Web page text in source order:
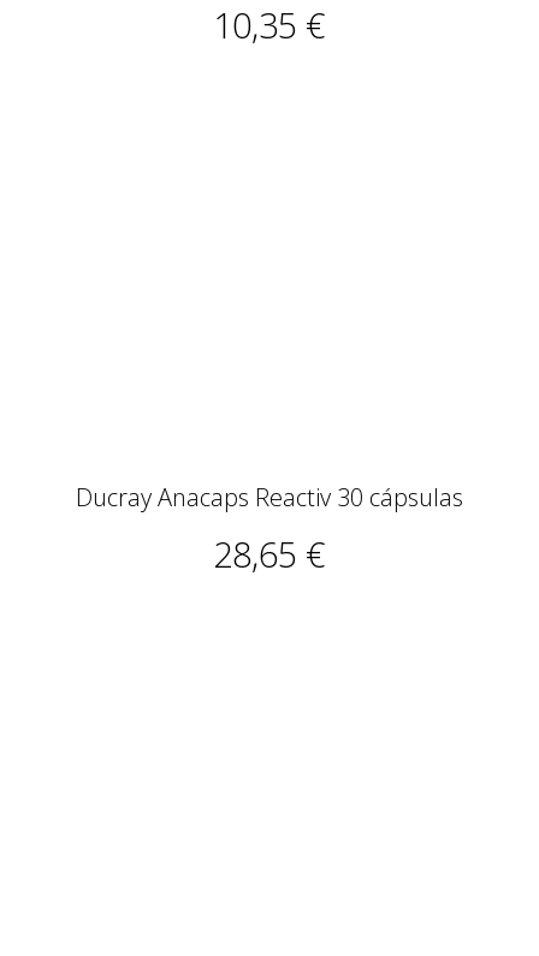
10,35 €
Ducray Anacaps Reactiv 30 cápsulas
28,65 €